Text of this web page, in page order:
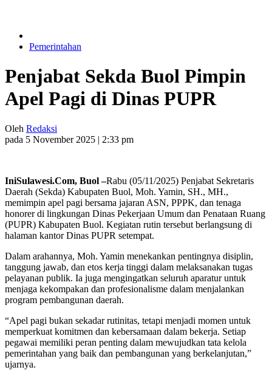
Pemerintahan
Penjabat Sekda Buol Pimpin
Apel Pagi di Dinas PUPR
Oleh Redaksi
pada 5 November 2025 | 2:33 pm
IniSulawesi.Com, Buol –Rabu (05/11/2025) Penjabat Sekretaris
Daerah (Sekda) Kabupaten Buol, Moh. Yamin, SH., MH.,
memimpin apel pagi bersama jajaran ASN, PPPK, dan tenaga
honorer di lingkungan Dinas Pekerjaan Umum dan Penataan Ruang
(PUPR) Kabupaten Buol. Kegiatan rutin tersebut berlangsung di
halaman kantor Dinas PUPR setempat.
Dalam arahannya, Moh. Yamin menekankan pentingnya disiplin,
tanggung jawab, dan etos kerja tinggi dalam melaksanakan tugas
pelayanan publik. Ia juga mengingatkan seluruh aparatur untuk
menjaga kekompakan dan profesionalisme dalam menjalankan
program pembangunan daerah.
“Apel pagi bukan sekadar rutinitas, tetapi menjadi momen untuk
memperkuat komitmen dan kebersamaan dalam bekerja. Setiap
pegawai memiliki peran penting dalam mewujudkan tata kelola
pemerintahan yang baik dan pembangunan yang berkelanjutan,”
ujarnya.